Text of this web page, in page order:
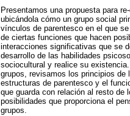
Presentamos una propuesta para
ubicándola cómo un grupo social
vínculos de parentesco en el que
de ciertas funciones que hacen
interacciones significativas que se
desarrollo de las habilidades
sociocultural y realice su
grupos, revisamos los principios
estructuras de parentesco y el
que guarda con relación al resto de
posibilidades que proporciona el
grupos.